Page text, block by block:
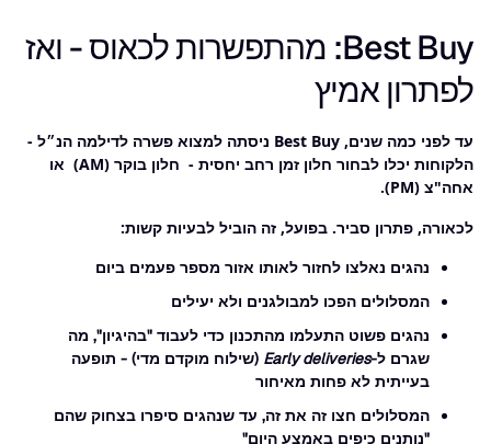
Best Buy: מהתפשרות לכאוס - ואז
לפתרון אמיץ
עד לפני כמה שנים, Best Buy ניסתה למצוא פשרה לדילמה הנ״ל -
הלקוחות יכלו לבחור חלון זמן רחב יחסית - חלון בוקר (AM) או
אחה"צ (PM).
לכאורה, פתרון סביר. בפועל, זה הוביל לבעיות קשות:
נהגים נאלצו לחזור לאותו אזור מספר פעמים ביום
המסלולים הפכו למבולגנים ולא יעילים
נהגים פשוט התעלמו מהתכנון כדי לעבוד "בהיגיון", מה
שגרם ל-Early deliveries (שילוח מוקדם מדי) - תופעה
בעייתית לא פחות מאיחור
המסלולים חצו זה את זה, עד שנהגים סיפרו בצחוק שהם
"נותנים כיפים באמצע היום"